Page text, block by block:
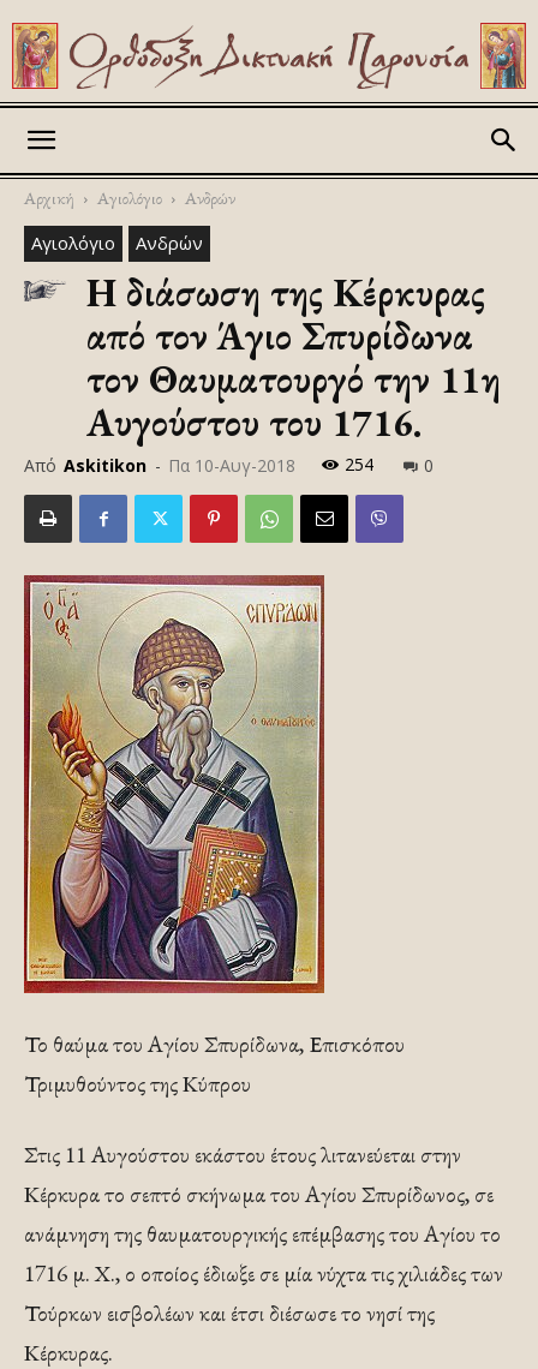
Αρχική Αγιολόγιο Ανδρών
Αγιολόγιο Ανδρών
Η διάσωση της Κέρκυρας
από τον Άγιο Σπυρίδωνα
τον Θαυματουργό την 11η
Αυγούστου του 1716.
Από Askitikon - Πα 10-Αυγ-2018 254 0
Το θαύμα του Αγίου Σπυρίδωνα, Επισκόπου
Τριμυθούντος της Κύπρου
Στις 11 Αυγούστου εκάστου έτους λιτανεύεται στην
Κέρκυρα το σεπτό σκήνωμα του Αγίου Σπυρίδωνος, σε
ανάμνηση της θαυματουργικής επέμβασης του Αγίου το
1716 μ. Χ., ο οποίος έδιωξε σε μία νύχτα τις χιλιάδες των
Τούρκων εισβολέων και έτσι διέσωσε το νησί της
Κέρκυρας.